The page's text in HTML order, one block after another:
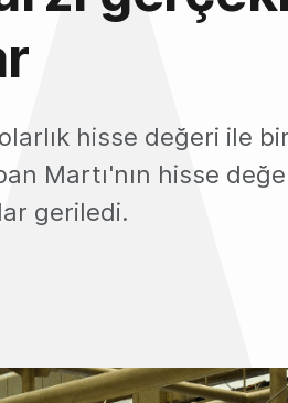
hisse değeri ile
Martı'nın hisse
geriledi.